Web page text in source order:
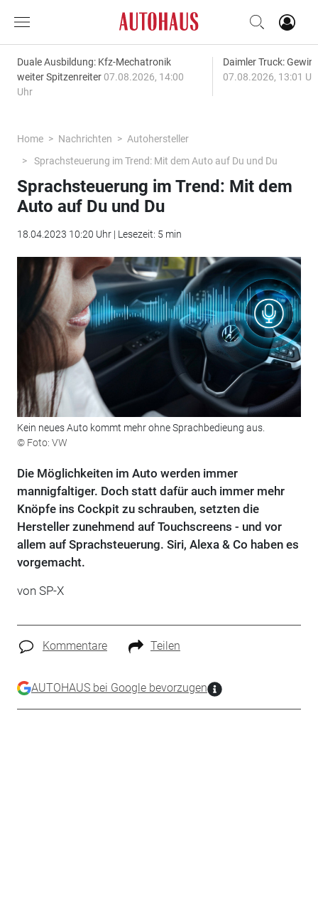
Duale Ausbildung: Kfz-Mechatronik
weiter Spitzenreiter 07.08.2026, 14:00
Uhr
Daimler Truck:
07.08.2026, 13:01
Home Nachrichten
Autohersteller
Sprachsteuerung im Trend: Mit dem Auto auf Du und Du
Sprachsteuerung im Trend: Mit dem
Auto auf Du und Du
18.04.2023 10:20 Uhr | Lesezeit: 5 min
Kein neues Auto kommt mehr ohne Sprachbedieung aus.
© Foto: VW
Die Möglichkeiten im Auto werden immer
mannigfaltiger. Doch statt dafür auch immer mehr
Knöpfe ins Cockpit zu schrauben, setzten die
Hersteller zunehmend auf Touchscreens - und vor
allem auf Sprachsteuerung. Siri, Alexa & Co haben es
vorgemacht.
von SP-X
Kommentare Teilen
AUTOHAUS bei Google bevorzugen